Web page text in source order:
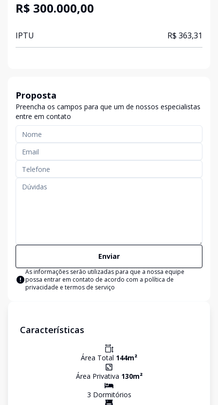
R$ 300.000,00
IPTU R$ 363,31
Proposta
Preencha os campos para que um de nossos especialistas
entre em contato
Enviar
As informações serão utilizadas para que a nossa equipe
possa entrar em contato de acordo com a política de
privacidade e termos de serviço
Características
Área Total 144m²
Área Privativa 130m²
3 Dormitórios